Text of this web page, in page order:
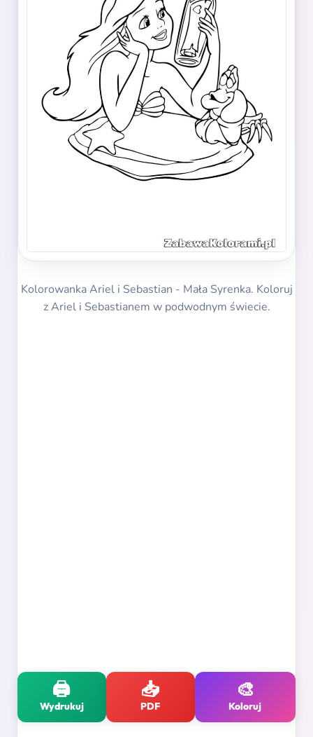
Kolorowanka Ariel i Sebastian - Mała Syrenka. Koloruj
z Ariel i Sebastianem w podwodnym świecie.
🖨️
Wydrukuj
📥
PDF
🎨
Koloruj